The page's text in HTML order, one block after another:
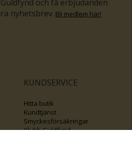
och få erbjudanden
nyhetsbrev. Bli medlem här!
KUNDSERVICE
Hitta butik
Kundtjänst
Smyckesförsäkringar
Klubb Guldfynd